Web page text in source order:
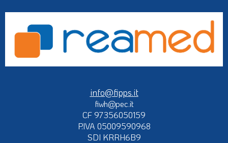
info@fipps.it
fiwh@pec.it
CF 97356050159
P.IVA 05009590968
SDI KRRH6B9